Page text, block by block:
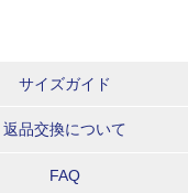
サイズガイド
返品交換について
FAQ